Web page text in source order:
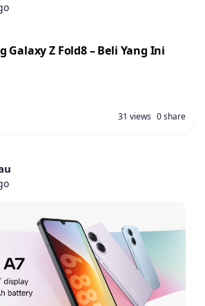
Galaxy Z Fold8 – Beli Yang Ini
0 share
31 views